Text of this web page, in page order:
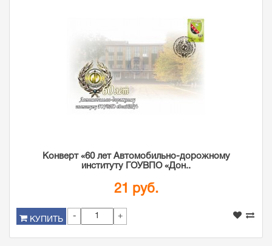
Конверт «60 лет Автомобильно-дорожному
институту ГОУВПО «Дон..
21 руб.
КУПИТЬ - +